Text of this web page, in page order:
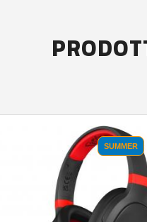
SUMMER